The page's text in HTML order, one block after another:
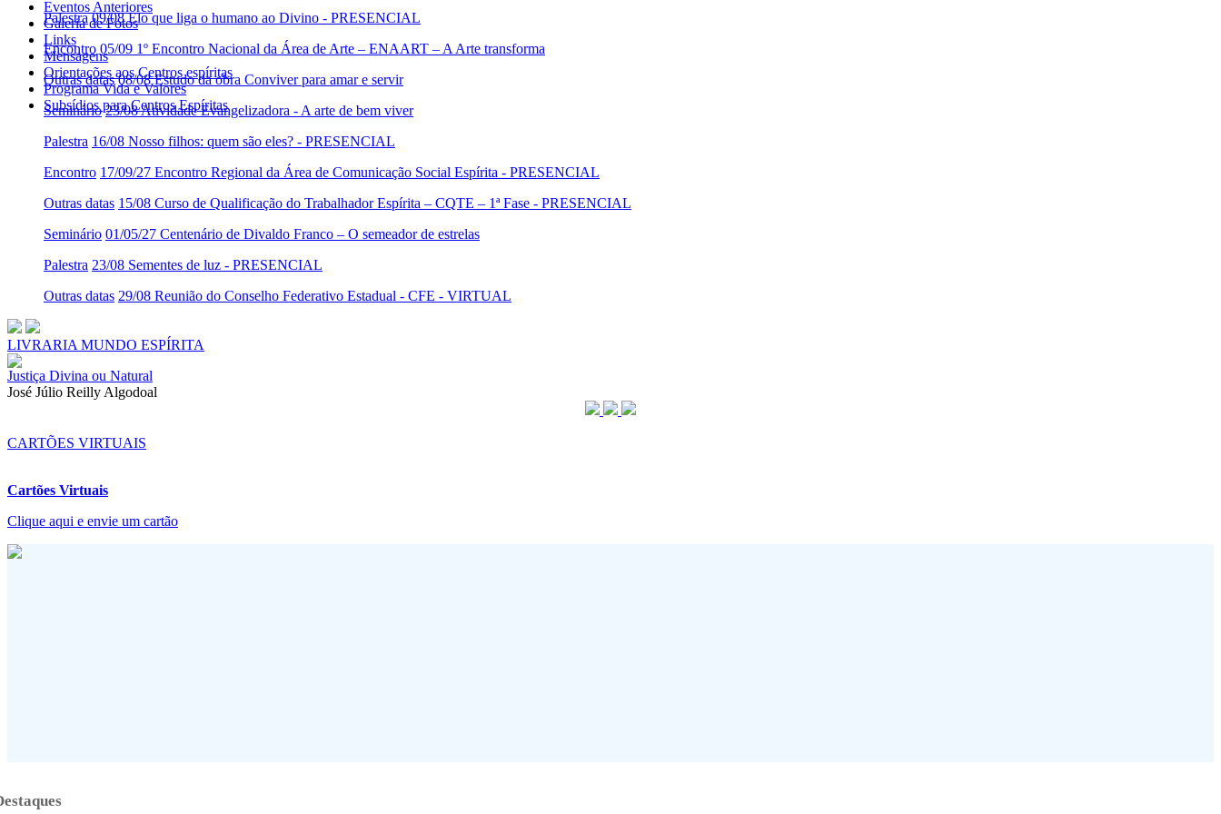
Eventos Anteriores
Galeria de Fotos
Links
Mensagens
Orientações aos Centros espíritas
Programa Vida e Valores
Subsídios para Centros Espíritas
Palestra 09/08 Elo que liga o humano ao Divino - PRESENCIAL
Encontro 05/09 1º Encontro Nacional da Área de Arte – ENAART – A Arte transforma
Outras datas 08/08 Estudo da obra Conviver para amar e servir
Seminário 23/08 Atividade Evangelizadora - A arte de bem viver
Palestra 16/08 Nosso filhos: quem são eles? - PRESENCIAL
Encontro 17/09/27 Encontro Regional da Área de Comunicação Social Espírita - PRESENCIAL
Outras datas 15/08 Curso de Qualificação do Trabalhador Espírita – CQTE – 1ª Fase - PRESENCIAL
Seminário 01/05/27 Centenário de Divaldo Franco – O semeador de estrelas
Palestra 23/08 Sementes de luz - PRESENCIAL
Outras datas 29/08 Reunião do Conselho Federativo Estadual - CFE - VIRTUAL
LIVRARIA MUNDO ESPÍRITA
Justiça Divina ou Natural
José Júlio Reilly Algodoal
CARTÕES VIRTUAIS
Cartões Virtuais
Clique aqui e envie um cartão